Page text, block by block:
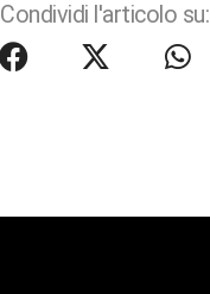
Condividi l'articolo su: